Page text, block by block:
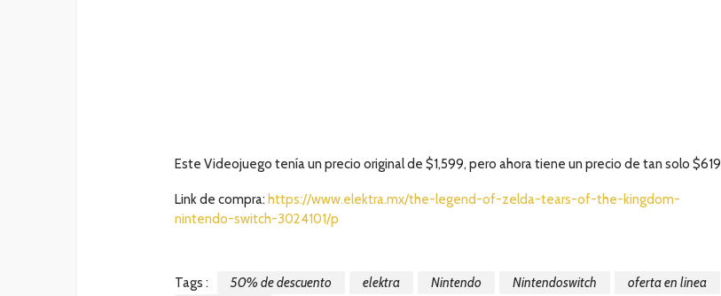
Este Videojuego tenía un precio original de $1,599, pero ahora tiene un precio de tan solo $619
Link de compra: https://www.elektra.mx/the-legend-of-zelda-tears-of-the-kingdom-
nintendo-switch-3024101/p
Tags : 50% de descuento elektra Nintendo Nintendoswitch
oferta en linea